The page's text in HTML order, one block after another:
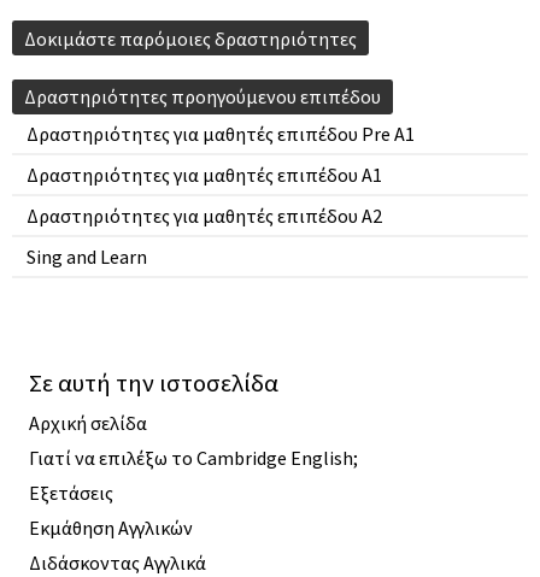
Δραστηριότητες για μαθητές επιπέδου Pre A1
Δραστηριότητες για μαθητές επιπέδου A1
Δραστηριότητες για μαθητές επιπέδου A2
Sing and Learn
Δοκιμάστε παρόμοιες δραστηριότητες
Δραστηριότητες προηγούμενου επιπέδου
Σε αυτή την ιστοσελίδα
Αρχική σελίδα
Γιατί να επιλέξω το Cambridge English;
Εξετάσεις
Εκμάθηση Αγγλικών
Διδάσκοντας Αγγλικά